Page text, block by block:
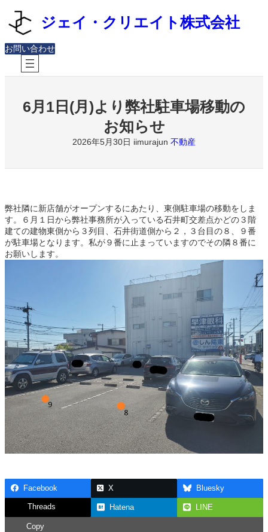
ス
キ
プ
ジェイ・クリエイト株式会社
お問い合わせ
6月1日(月)より弊社駐車場移動の
お知らせ
2026年5月30日 iimurajun 不動産
弊社隣に新店舗がオープンするにあたり、東側駐車場の移動をしま
す。６月１日から弊社事務所が入っている石井町交差点かどの３階
建ての建物東側から３列目、石井街道側から２，３台目の８、９番
が駐車場となります。私が９番に止まっていますのでその隣８番に
お願いします。
Facebook X Bluesky
Threads Hatena LINE
Copy